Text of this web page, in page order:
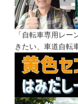
「自転車専用レ
きたい、車道自転